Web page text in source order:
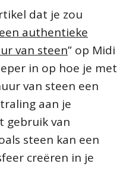
dat je zou
authentieke
van steen” op Midi
in op hoe je met
van steen een
aan je
gebruik van
steen kan een
creëren in je